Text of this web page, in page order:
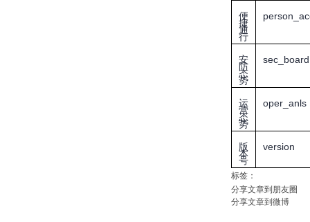
便
捷
通
行
安
防
态
势
sec_board
运
营
态
势
oper_anls
版
本
号
version
标签：
分享文章到朋友圈
分享文章到微博